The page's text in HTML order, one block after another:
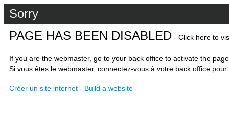
Sorry
PAGE HAS BEEN DISABLED - Click here to
If you are the webmaster, go to your back office to activate the
Si vous êtes le webmaster, connectez-vous à votre back office
Créer un site internet - Build a website